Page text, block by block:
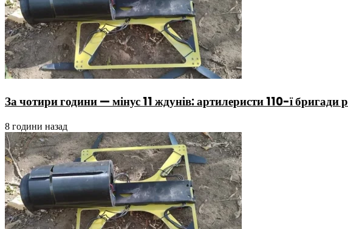
За чотири години — мінус 11 ждунів: артилеристи 110-ї
8 години назад